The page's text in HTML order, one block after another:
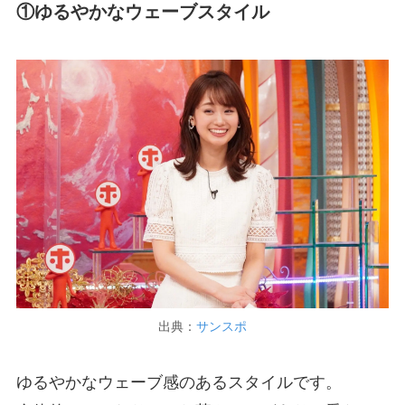
①ゆるやかなウェーブスタイル
出典： サンスポ
ゆるやかなウェーブ感のあるスタイルです。